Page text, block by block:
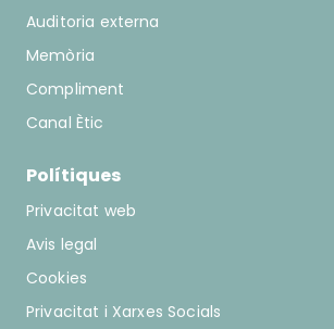
Auditoria externa
Memòria
Compliment
Canal Ètic
Polítiques
Privacitat web
Avis legal
Cookies
Privacitat i Xarxes Socials